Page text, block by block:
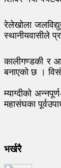
रेलेखोला
स्थानीयवासीले
कालीगण्डकी र
बनाएको छ । विसं
म्याग्दीको
महासंघका
भर्खरै